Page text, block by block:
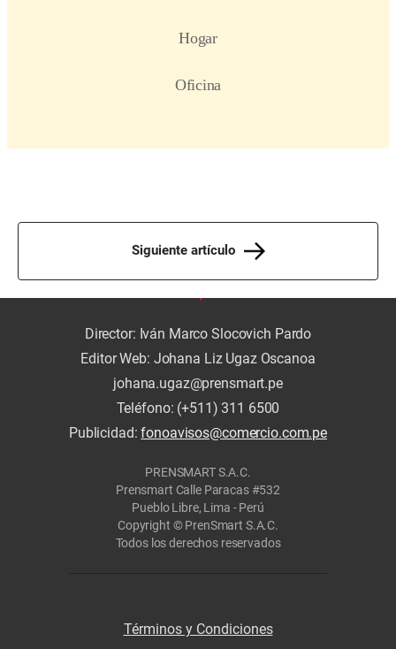
Siguiente artículo
Director: Iván Marco Slocovich Pardo
Editor Web: Johana Liz Ugaz Oscanoa
johana.ugaz@prensmart.pe
Teléfono: (+511) 311 6500
Publicidad:fonoavisos@comercio.com.pe
PRENSMART S.A.C.
Prensmart Calle Paracas #532
Pueblo Libre, Lima - Perú
Copyright © PrenSmart S.A.C.
Todos los derechos reservados
Términos y Condiciones